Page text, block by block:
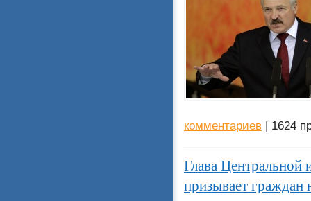
комментариев | 1624
Глава
призывает граждан